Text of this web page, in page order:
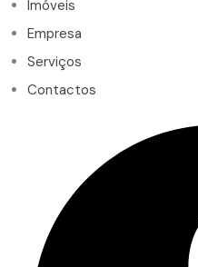
Imóveis
Empresa
Serviços
Contactos